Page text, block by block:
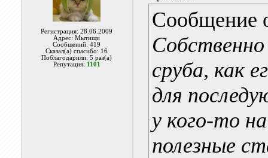
Регистрация: 28.06.2009
Адрес: Мытищи
Сообщений: 419
Сказал(а) спасибо: 16
Поблагодарили: 5 раз(а)
Репутация: 1101
Сообщение
сруба, как
для
у кого-то
полезные